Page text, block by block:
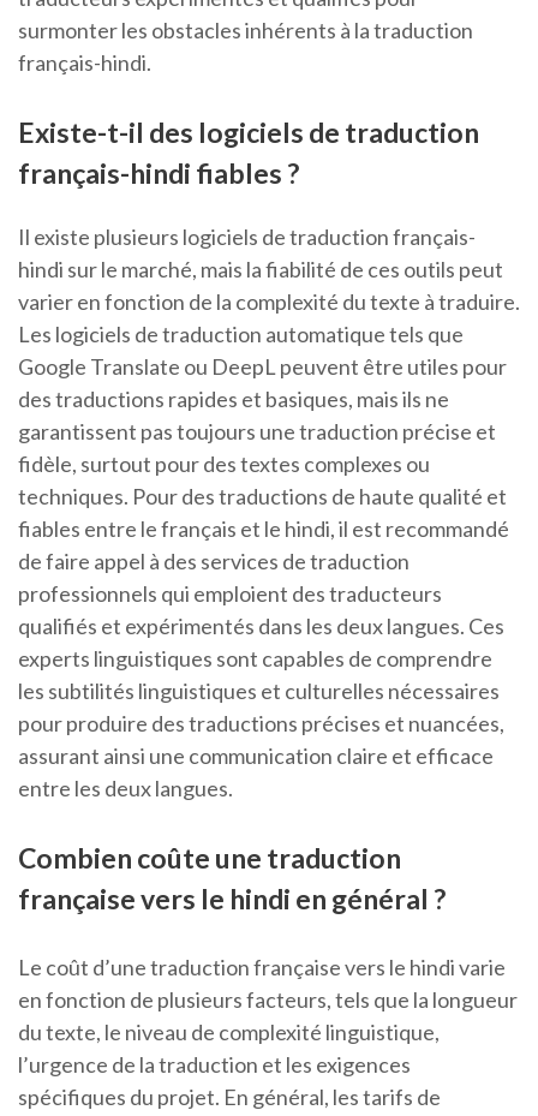
surmonter les obstacles inhérents à la traduction
français-hindi.
Existe-t-il des logiciels de traduction
français-hindi fiables ?
Il existe plusieurs logiciels de traduction français-
hindi sur le marché, mais la fiabilité de ces outils peut
varier en fonction de la complexité du texte à traduire.
Les logiciels de traduction automatique tels que
Google Translate ou DeepL peuvent être utiles pour
des traductions rapides et basiques, mais ils ne
garantissent pas toujours une traduction précise et
fidèle, surtout pour des textes complexes ou
techniques. Pour des traductions de haute qualité et
fiables entre le français et le hindi, il est recommandé
de faire appel à des services de traduction
professionnels qui emploient des traducteurs
qualifiés et expérimentés dans les deux langues. Ces
experts linguistiques sont capables de comprendre
les subtilités linguistiques et culturelles nécessaires
pour produire des traductions précises et nuancées,
assurant ainsi une communication claire et efficace
entre les deux langues.
Combien coûte une traduction
française vers le hindi en général ?
Le coût d’une traduction française vers le hindi varie
en fonction de plusieurs facteurs, tels que la longueur
du texte, le niveau de complexité linguistique,
l’urgence de la traduction et les exigences
spécifiques du projet. En général, les tarifs de